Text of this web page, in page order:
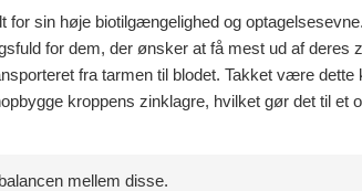
for sin høje biotilgængelighed og
for dem, der ønsker at få mest ud af deres
fra tarmen til blodet. Takket være
kroppens zinklagre, hvilket gør det til et
mellem disse.